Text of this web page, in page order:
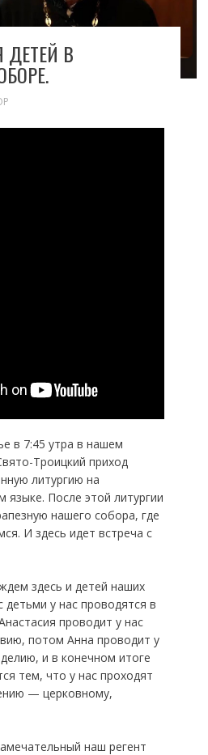
В
в 7:45 утра в нашем
Троицкий приход
литургию на
языке. После этой литургии
нашего собора, где
И здесь идет встреча с
здесь и детей наших
детьми у нас проводятся в
проводит у нас
потом Анна проводит у
и в конечном итоге
тем, что у нас проходят
— церковному,
наш регент